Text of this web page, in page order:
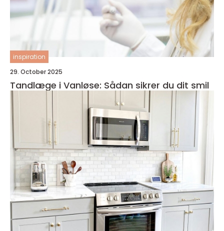
inspiration
29. October 2025
Tandlæge i Vanløse: Sådan sikrer du dit smil